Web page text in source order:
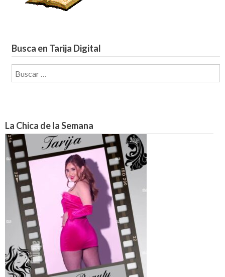
Busca en Tarija Digital
Buscar:
La Chica de la Semana